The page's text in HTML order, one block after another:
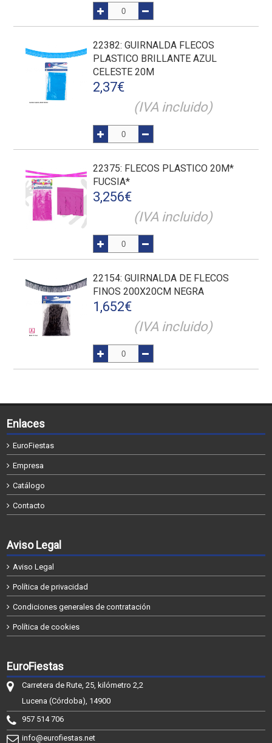
22382: GUIRNALDA FLECOS
PLASTICO BRILLANTE AZUL
CELESTE 20M
2,37€
(IVA incluido)
22375: FLECOS PLASTICO 20M*
FUCSIA*
3,256€
(IVA incluido)
22154: GUIRNALDA DE FLECOS
FINOS 200X20CM NEGRA
1,652€
(IVA incluido)
Enlaces
EuroFiestas
Empresa
Catálogo
Contacto
Aviso Legal
Aviso Legal
Política de privacidad
Condiciones generales de contratación
Política de cookies
EuroFiestas
Carretera de Rute, 25, kilómetro 2,2
Lucena (Córdoba), 14900
957 514 706
info@eurofiestas.net